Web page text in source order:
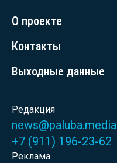
О проекте
Контакты
Выходные данные
Редакция
news@paluba.media
+7 (911) 196-23-62
Реклама